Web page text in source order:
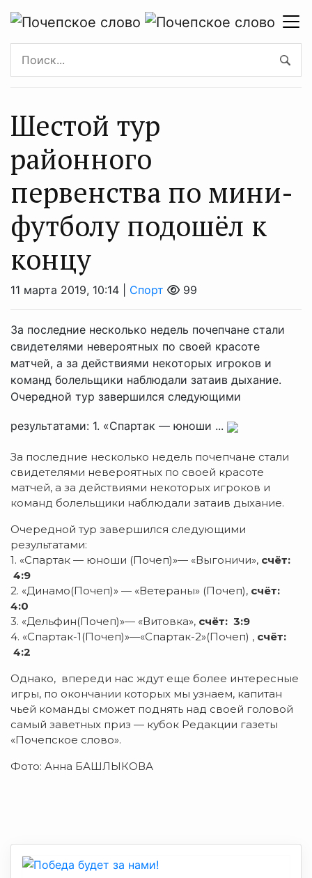
Шестой тур
районного
первенства по мини-
футболу подошёл к
концу
11 марта 2019, 10:14 | Спорт 99
За последние несколько недель почепчане стали
свидетелями невероятных по своей красоте
матчей, а за действиями некоторых игроков и
команд болельщики наблюдали затаив дыхание.
Очередной тур завершился следующими
результатами: 1. «Спартак — юноши ...
За последние несколько недель почепчане стали
свидетелями невероятных по своей красоте
матчей, а за действиями некоторых игроков и
команд болельщики наблюдали затаив дыхание.
Очередной тур завершился следующими
результатами:
1. «Спартак — юноши (Почеп)»— «Выгоничи», счёт:
4:9
2. «Динамо(Почеп)» — «Ветераны» (Почеп), счёт:
4:0
3. «Дельфин(Почеп)»— «Витовка», счёт: 3:9
4. «Спартак-1(Почеп)»—«Спартак-2»(Почеп) , счёт:
4:2
Однако, впереди нас ждут еще более интересные
игры, по окончании которых мы узнаем, капитан
чьей команды сможет поднять над своей головой
самый заветных приз — кубок Редакции газеты
«Почепское слово».
Фото: Анна БАШЛЫКОВА